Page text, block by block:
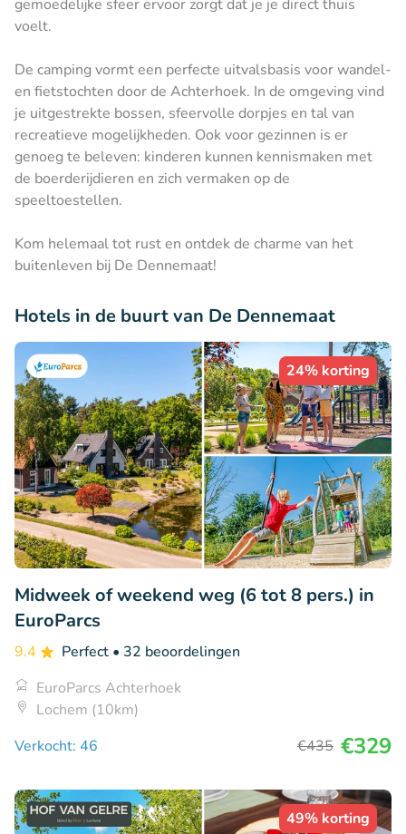
gemoedelijke sfeer ervoor zorgt dat je je direct thuis
voelt.
De camping vormt een perfecte uitvalsbasis voor wandel-
en fietstochten door de Achterhoek. In de omgeving vind
je uitgestrekte bossen, sfeervolle dorpjes en tal van
recreatieve mogelijkheden. Ook voor gezinnen is er
genoeg te beleven: kinderen kunnen kennismaken met
de boerderijdieren en zich vermaken op de
speeltoestellen.
Kom helemaal tot rust en ontdek de charme van het
buitenleven bij De Dennemaat!
Hotels in de buurt van De Dennemaat
24% korting
Midweek of weekend weg (6 tot 8 pers.) in
EuroParcs
9.4 Perfect • 32 beoordelingen
EuroParcs Achterhoek
Lochem (10km)
Verkocht: 46
€435 €329
49% korting